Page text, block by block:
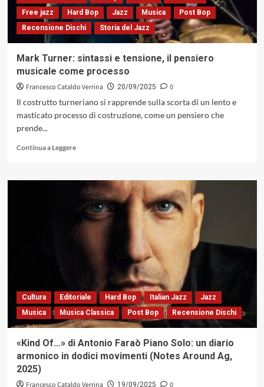
ed
escavazione
emozionale
(NoWords/SounfFly,
Free jazz
Hard Bop Jazz Musica
Post Bop
Recensione Dischi
Storia del Jazz
Mark Turner: sintassi e tensione, il pensiero
musicale come processo
Francesco Cataldo Verrina 20/09/2025
0
Il costrutto turneriano si rapprende sulla scorta di un lento e
masticato processo di costruzione, come un pensiero che
prende...
Continua a LeggereLeggi
su
Mark
Turner:
sintassi
processo
Cultura Editoriale Hard Bop Italian Jazz
Jazz
Musica
Musica Classica Post Bop Recensione Dischi
«Kind Of…» di Antonio Faraò Piano Solo: un diario
armonico in dodici movimenti (Notes Around Ag,
2025)
19/09/2025